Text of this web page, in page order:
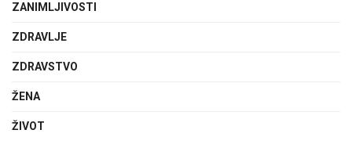
ZANIMLJIVOSTI
ZDRAVLJE
ZDRAVSTVO
ŽENA
ŽIVOT